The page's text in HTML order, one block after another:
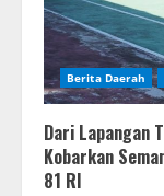
Berita Daerah
Dari Lapangan
Kobarkan
81 RI